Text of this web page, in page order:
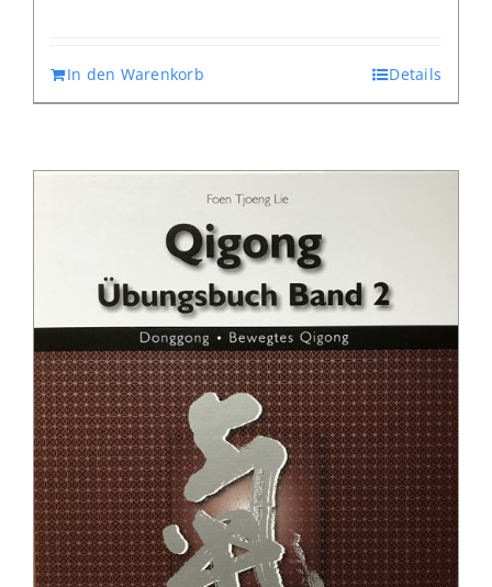
In den Warenkorb Details